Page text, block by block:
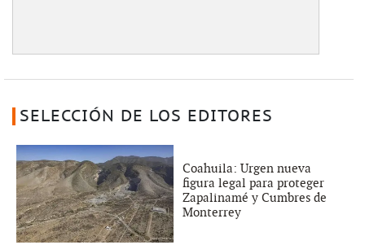
SELECCIÓN DE LOS EDITORES
Coahuila: Urgen nueva
figura legal para proteger
Zapalinamé y Cumbres de
Monterrey